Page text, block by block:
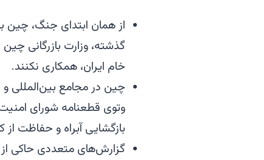
از همان ابتدای جنگ، چین
گذشته، وزارت بازرگانی
خام ایران، همکاری نکنند.
وتوی قطعنامه شورای
بازگشایی آبراه و حفاظت
گزارش‌های متعددی حاکی